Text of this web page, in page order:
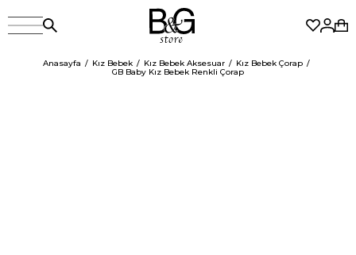
Anasayfa Kız Bebek Kız Bebek Aksesuar
Kız Bebek Çorap
GB Baby Kız Bebek Renkli Çorap